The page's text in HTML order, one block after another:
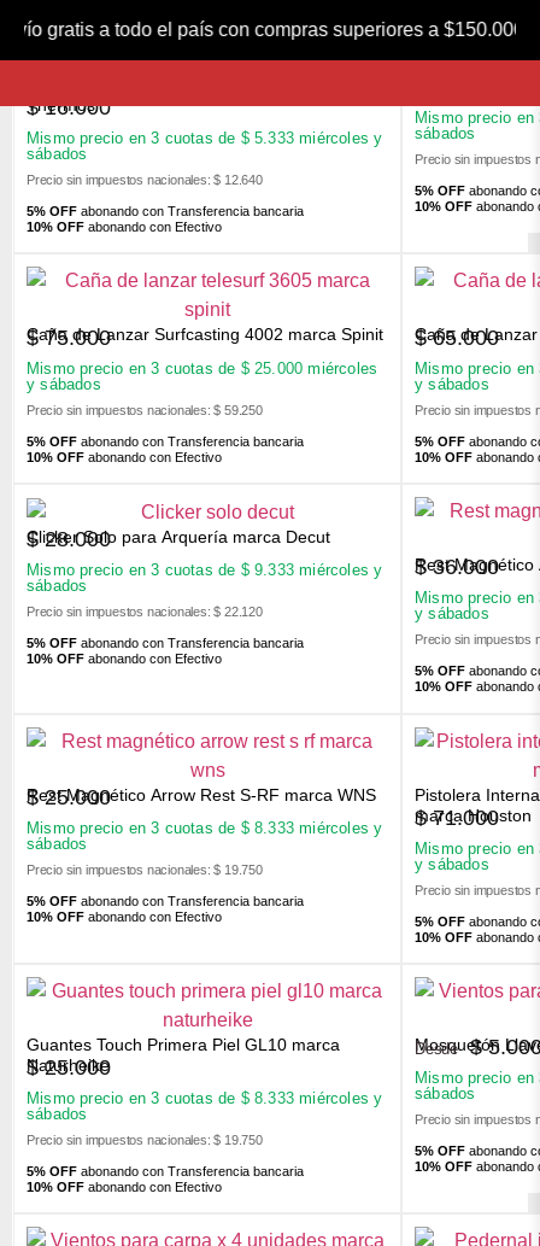
FILTROS
Thermos
$16.000
Mismo precio en 3 cuotas de $5.333 miércoles y
sábados
Precio sin impuestos nacionales: $ 12.640
5% OFF abonando con Transferencia bancaria
10% OFF abonando con Efectivo
Mismo precio
sábados
Precio sin impuestos
5% OFF abonando
10% OFF abonando
Caña de Lanzar Surfcasting 4002 marca Spinit
$75.000
Mismo precio en 3 cuotas de $25.000 miércoles
y sábados
Precio sin impuestos nacionales: $ 59.250
5% OFF abonando con Transferencia bancaria
10% OFF abonando con Efectivo
Caña de
$65.000
Mismo precio
y sábados
Precio sin impuestos
5% OFF abonando
10% OFF abonando
Clicker Solo para Arquería marca Decut
$28.000
Mismo precio en 3 cuotas de $9.333 miércoles y
sábados
Precio sin impuestos nacionales: $ 22.120
5% OFF abonando con Transferencia bancaria
10% OFF abonando con Efectivo
Rest Magnético
$36.000
Mismo precio
y sábados
Precio sin impuestos
5% OFF abonando
10% OFF abonando
Rest Magnético Arrow Rest S-RF marca WNS
$25.000
Mismo precio en 3 cuotas de $8.333 miércoles y
sábados
Precio sin impuestos nacionales: $ 19.750
5% OFF abonando con Transferencia bancaria
10% OFF abonando con Efectivo
Pistolera
marca Houston
$71.000
Mismo precio
y sábados
Precio sin impuestos
5% OFF abonando
10% OFF abonando
Guantes Touch Primera Piel GL10 marca
Naturheike
$25.000
Mismo precio en 3 cuotas de $8.333 miércoles y
sábados
Precio sin impuestos nacionales: $ 19.750
5% OFF abonando con Transferencia bancaria
10% OFF abonando con Efectivo
Mosquetón
Desde $
Mismo precio
sábados
Precio sin impuestos
5% OFF abonando
10% OFF abonando
gratis a todo el país con compras superiores a